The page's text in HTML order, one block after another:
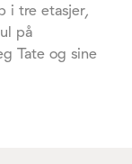
i tre etasjer,
på
Tate og sine